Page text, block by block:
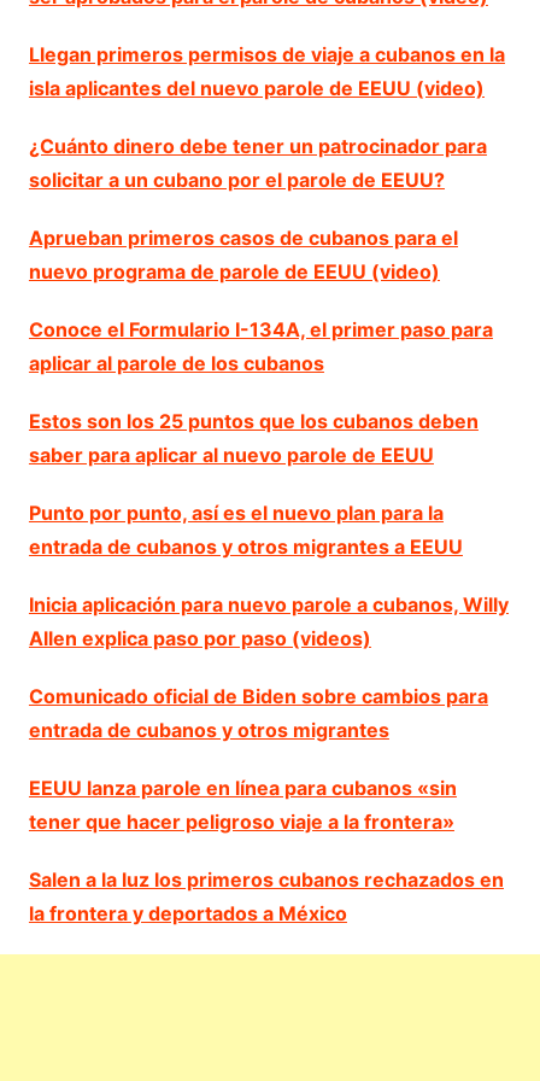
Llegan primeros permisos de viaje a cubanos en la
isla aplicantes del nuevo parole de EEUU (video)
¿Cuánto dinero debe tener un patrocinador para
solicitar a un cubano por el parole de EEUU?
Aprueban primeros casos de cubanos para el
nuevo programa de parole de EEUU (video)
Conoce el Formulario I-134A, el primer paso para
aplicar al parole de los cubanos
Estos son los 25 puntos que los cubanos deben
saber para aplicar al nuevo parole de EEUU
Punto por punto, así es el nuevo plan para la
entrada de cubanos y otros migrantes a EEUU
Inicia aplicación para nuevo parole a cubanos, Willy
Allen explica paso por paso (videos)
Comunicado oficial de Biden sobre cambios para
entrada de cubanos y otros migrantes
EEUU lanza parole en línea para cubanos «sin
tener que hacer peligroso viaje a la frontera»
Salen a la luz los primeros cubanos rechazados en
la frontera y deportados a México